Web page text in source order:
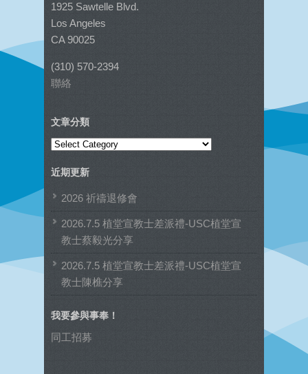
1925 Sawtelle Blvd.
Los Angeles
CA 90025
(310) 570-2394
聯絡
文章分類
文
分
類
近期更新
2026 祈禱退修會
2026.7.5 植堂宣教士差派禮-USC植堂宣
教士蔡毅光分享
2026.7.5 植堂宣教士差派禮-USC植堂宣
教士陳樵分享
我要參與事奉！
同工招募